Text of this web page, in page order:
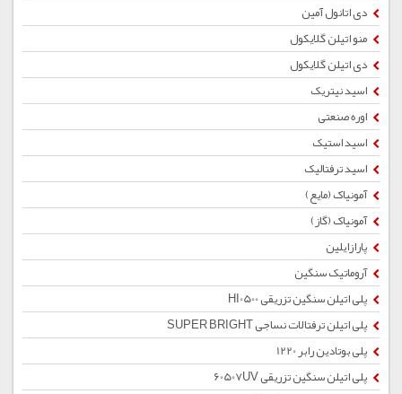
دی اتانول آمین
منو اتیلن گلایکول
دی اتیلن گلایکول
اسید نیتریک
اوره صنعتی
اسید استیک
اسید ترفتالیک
آمونیاک (مایع)
آمونیاک (گاز)
پارازایلین
آروماتیک سنگین
پلی اتیلن سنگین تزریقی HI0500
پلی اتیلن ترفتالات نساجی SUPER BRIGHT
پلی بوتادین رابر 1220
پلی اتیلن سنگین تزریقی 60507UV